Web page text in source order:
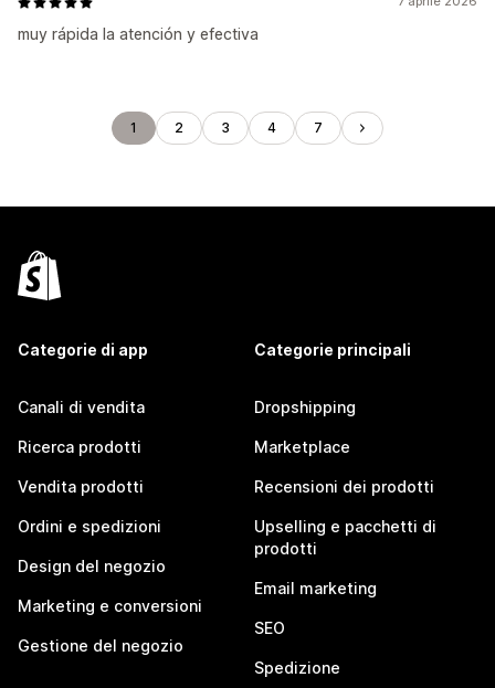
muy rápida la atención y efectiva
1 2 3 4 7
Categorie di app
Canali di vendita
Ricerca prodotti
Vendita prodotti
Ordini e spedizioni
Design del negozio
Marketing e conversioni
Gestione del negozio
Categorie principali
Dropshipping
Marketplace
Recensioni dei prodotti
Upselling e pacchetti di
prodotti
Email marketing
SEO
Spedizione